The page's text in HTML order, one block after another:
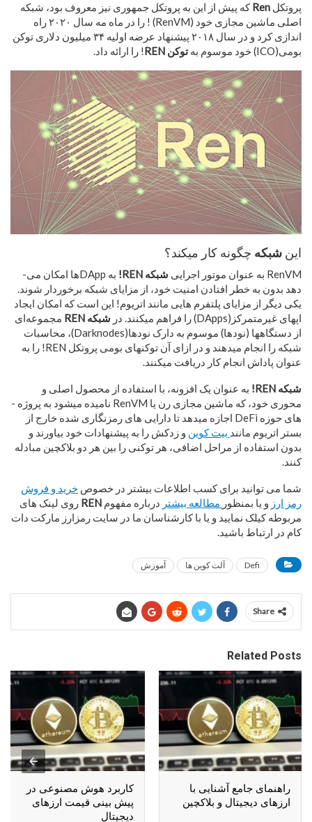
پروتکل Renکه پیش از این به پروتکل جمهوری نیز معروف بود، شبکه
اصلی ماشین مجازی خود (RenVM) ! را در ماه مه سال ۲۰۲۰ راه
اندازی کرد و در سال ۲۰۱۸ پیشنهاد عرضه اولیه ۳۴ میلیون دلاری توکن
بومی(ICO) خود موسوم به
توکن REN ! را ارائه داد.
این شبکه چگونه کار می­کند؟
RenVM به عنوان موتور اجرایی شبکه REN!
به DAppها امکان می­
دهد بدون به خطر افتادن امنیت خود، از مزایای شبکه برخوردار شوند.
یکی دیگر از مزایای پلتفرم ­هایی مانند اتریوم! این است که امکان ایجاد
اپ­های غیرمتمرکز(DApps) را فراهم می­کنند. در
شبکه REN
مجموعه‌ای
از دستگاه­ها (نودها) موسوم به دارک ­نودها(Darknodes)، محاسبات
شبکه را انجام می­دهند و در ازای آن توکن­های بومی پروتکل REN! را به
عنوان پاداش انجام کار دریافت می­کنند.
شبکه REN!
به عنوان یک افزونه، با استفاده از محصول اصلی و
محوری خود، که ماشین مجازی رن یا RenVM نامیده می­شود به پروژه ­
های حوزه DeFi اجازه می­دهد تا دارایی­ های رمزنگاری شده خارج از
بستر اتریوم مانند بیت کوین و زدکش را به پیشنهادات خود بیاورند و
بدون استفاده از مراحل اضافی، هر توکنی را بین هر دو بلاکچین مبادله
کنند.
شما می توانید برای کسب اطلاعات بیشتر در خصوص خرید و فروش
رمز ارز و یا بمنظور مطالعه بیشتر درباره مفهوم REN روی لینک های
مربوطه کیلک نمایید و یا با کارشناسان ما در سایت رمزارز مارکت دات
کام در ارتباط باشید.
Defi آلت کوین ها آموزش
Share
Related Posts
راهنمای جامع آشنایی با
ارزهای دیجیتال و بلاکچین
کاربرد هوش مصنوعی در
پیش بینی قیمت ارزهای
دیجیتال